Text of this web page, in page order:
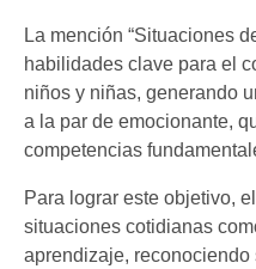
La mención “Situaciones
habilidades clave para el
niños y niñas, generando
a la par de emocionante,
competencias
Para lograr este objetivo,
situaciones cotidianas
aprendizaje,